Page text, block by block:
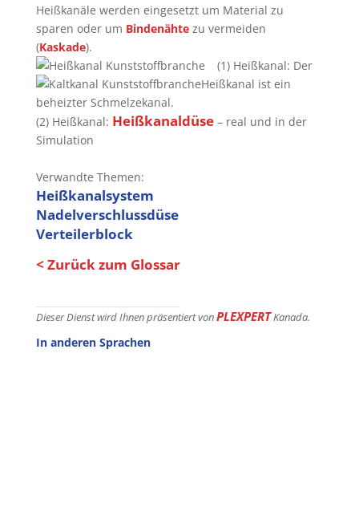
Heißkanäle werden eingesetzt um Material zu
sparen oder um Bindenähtezu vermeiden
(Kaskade).
(1) Heißkanal: Der
Heißkanal ist ein
beheizter Schmelzekanal.
(2) Heißkanal: Heißkanaldüse– real und in der
Simulation
Verwandte Themen:
Heißkanalsystem
Nadelverschlussdüse
Verteilerblock
< Zurück zum Glossar
Dieser Dienst wird Ihnen präsentiert vonPLEXPERTKanada.
In anderen Sprachen